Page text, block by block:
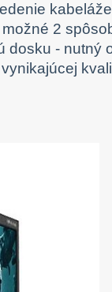
2
- nutný